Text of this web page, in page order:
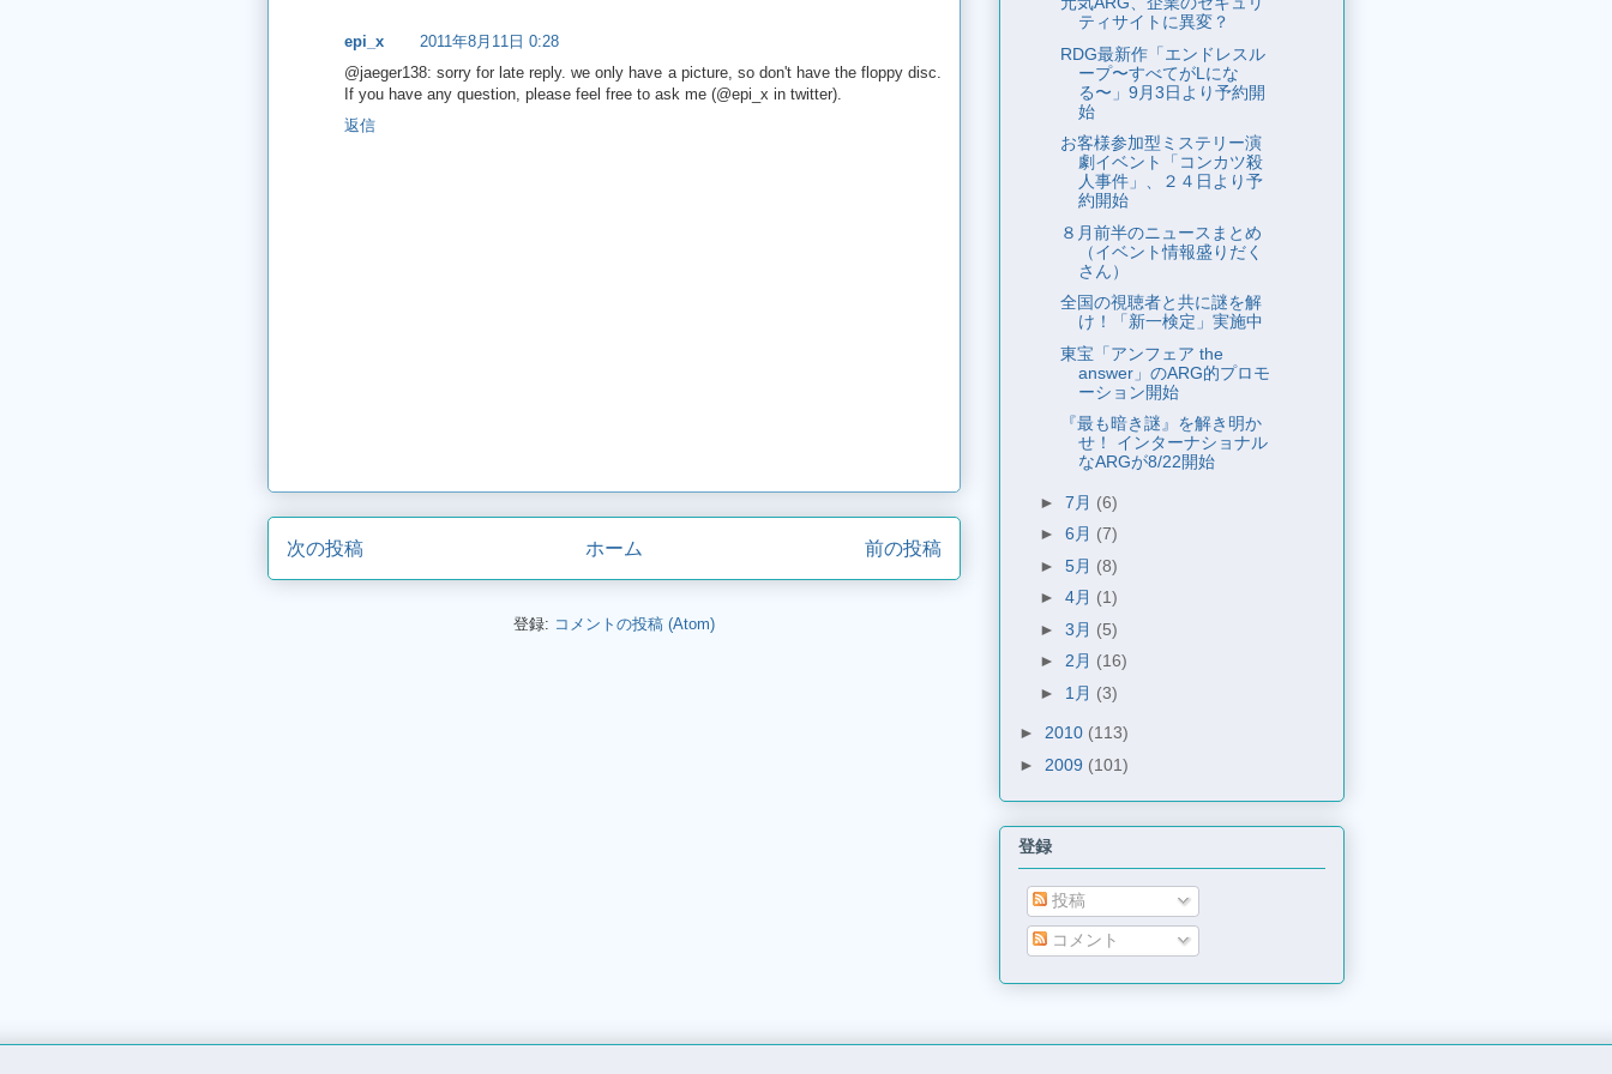
epi_x
2011年8月11日 0:28
@jaeger138: sorry for late reply. we only have a picture, so don't have the floppy disc.
If you have any question, please feel free to ask me (@epi_x in twitter).
返信
次の投稿 前の投稿
ホーム
登録: コメントの投稿 (Atom)
ティサイトに異変？
RDG最新作「エンドレスル
ープ〜すべてがLにな
る〜」9月3日より予約開
始
お客様参加型ミステリー演
劇イベント「コンカツ殺
人事件」、２４日より予
約開始
８月前半のニュースまとめ
（イベント情報盛りだく
さん）
全国の視聴者と共に謎を解
け！「新一検定」実施中
東宝「アンフェア the
answer」のARG的プロモ
ーション開始
『最も暗き謎』を解き明か
せ！ インターナショナル
なARGが8/22開始
► 7月 (6)
► 6月 (7)
► 5月 (8)
► 4月 (1)
► 3月 (5)
► 2月 (16)
► 1月 (3)
► 2010 (113)
► 2009 (101)
登録
投稿
コメント